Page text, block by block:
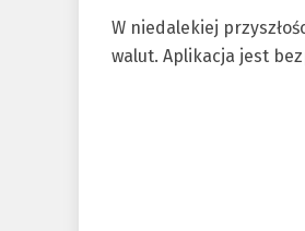
W niedalekiej
walut. Aplikacja jest